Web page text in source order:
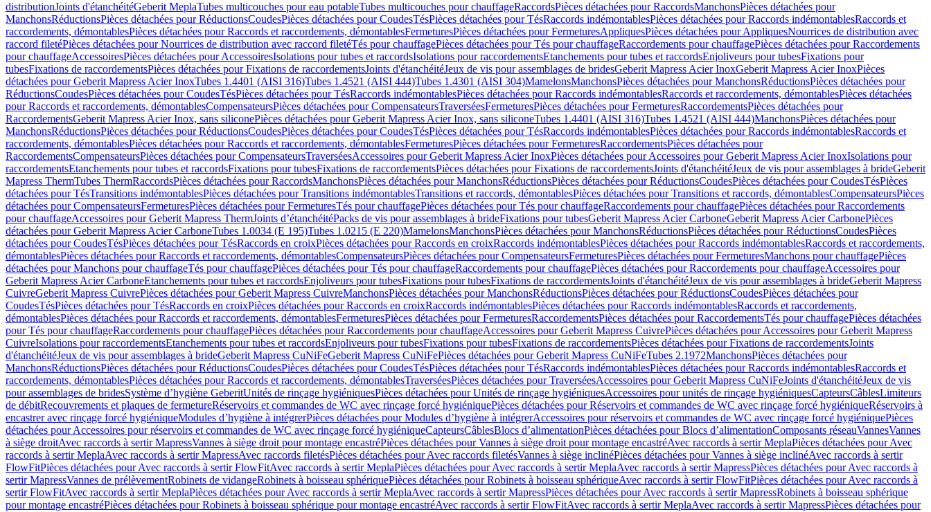
distributionJoints d'étanchéitéGeberit MeplaTubes multicouches pour eau potableTubes multicouches pour chauffageRaccordsPièces détachées pour RaccordsManchonsPièces détachées pour
ManchonsRéductionsPièces détachées pour RéductionsCoudesPièces détachées pour CoudesTésPièces détachées pour TésRaccords indémontablesPièces détachées pour Raccords indémontablesRaccords et
raccordements, démontablesPièces détachées pour Raccords et raccordements, démontablesFermeturesPièces détachées pour FermeturesAppliquesPièces détachées pour AppliquesNourrices de distribution avec
raccord filetéPièces détachées pour Nourrices de distribution avec raccord filetéTés pour chauffagePièces détachées pour Tés pour chauffageRaccordements pour chauffagePièces détachées pour Raccordements
pour chauffageAccessoiresPièces détachées pour AccessoiresIsolations pour tubes et raccordsIsolations pour raccordementsEtanchements pour tubes et raccordsEnjoliveurs pour tubesFixations pour
tubesFixations de raccordementsPièces détachées pour Fixations de raccordementsJoints d'étanchéitéJeux de vis pour assemblages de bridesGeberit Mapress Acier InoxGeberit Mapress Acier InoxPièces
détachées pour Geberit Mapress Acier InoxTubes 1.4401 (AISI 316)Tubes 1.4521 (AISI 444)Tubes 1.4301 (AISI 304)MamelonsManchonsPièces détachées pour ManchonsRéductionsPièces détachées pour
RéductionsCoudesPièces détachées pour CoudesTésPièces détachées pour TésRaccords indémontablesPièces détachées pour Raccords indémontablesRaccords et raccordements, démontablesPièces détachées
pour Raccords et raccordements, démontablesCompensateursPièces détachées pour CompensateursTraverséesFermeturesPièces détachées pour FermeturesRaccordementsPièces détachées pour
RaccordementsGeberit Mapress Acier Inox, sans siliconePièces détachées pour Geberit Mapress Acier Inox, sans siliconeTubes 1.4401 (AISI 316)Tubes 1.4521 (AISI 444)ManchonsPièces détachées pour
ManchonsRéductionsPièces détachées pour RéductionsCoudesPièces détachées pour CoudesTésPièces détachées pour TésRaccords indémontablesPièces détachées pour Raccords indémontablesRaccords et
raccordements, démontablesPièces détachées pour Raccords et raccordements, démontablesFermeturesPièces détachées pour FermeturesRaccordementsPièces détachées pour
RaccordementsCompensateursPièces détachées pour CompensateursTraverséesAccessoires pour Geberit Mapress Acier InoxPièces détachées pour Accessoires pour Geberit Mapress Acier InoxIsolations pour
raccordementsEtanchements pour tubes et raccordsFixations pour tubesFixations de raccordementsPièces détachées pour Fixations de raccordementsJoints d'étanchéitéJeux de vis pour assemblages à brideGeberit
Mapress ThermTubes ThermRaccordsPièces détachées pour RaccordsManchonsPièces détachées pour ManchonsRéductionsPièces détachées pour RéductionsCoudesPièces détachées pour CoudesTésPièces
détachées pour TésTransitions indémontablesPièces détachées pour Transitions indémontablesTransitions et raccords, démontablesPièces détachées pour Transitions et raccords, démontablesCompensateursPièces
détachées pour CompensateursFermeturesPièces détachées pour FermeturesTés pour chauffagePièces détachées pour Tés pour chauffageRaccordements pour chauffagePièces détachées pour Raccordements
pour chauffageAccessoires pour Geberit Mapress ThermJoints d’étanchéitéPacks de vis pour assemblages à brideFixations pour tubesGeberit Mapress Acier CarboneGeberit Mapress Acier CarbonePièces
détachées pour Geberit Mapress Acier CarboneTubes 1.0034 (E 195)Tubes 1.0215 (E 220)MamelonsManchonsPièces détachées pour ManchonsRéductionsPièces détachées pour RéductionsCoudesPièces
détachées pour CoudesTésPièces détachées pour TésRaccords en croixPièces détachées pour Raccords en croixRaccords indémontablesPièces détachées pour Raccords indémontablesRaccords et raccordements,
démontablesPièces détachées pour Raccords et raccordements, démontablesCompensateursPièces détachées pour CompensateursFermeturesPièces détachées pour FermeturesManchons pour chauffagePièces
détachées pour Manchons pour chauffageTés pour chauffagePièces détachées pour Tés pour chauffageRaccordements pour chauffagePièces détachées pour Raccordements pour chauffageAccessoires pour
Geberit Mapress Acier CarboneEtanchements pour tubes et raccordsEnjoliveurs pour tubesFixations pour tubesFixations de raccordementsJoints d'étanchéitéJeux de vis pour assemblages à brideGeberit Mapress
CuivreGeberit Mapress CuivrePièces détachées pour Geberit Mapress CuivreManchonsPièces détachées pour ManchonsRéductionsPièces détachées pour RéductionsCoudesPièces détachées pour
CoudesTésPièces détachées pour TésRaccords en croixPièces détachées pour Raccords en croixRaccords indémontablesPièces détachées pour Raccords indémontablesRaccords et raccordements,
démontablesPièces détachées pour Raccords et raccordements, démontablesFermeturesPièces détachées pour FermeturesRaccordementsPièces détachées pour RaccordementsTés pour chauffagePièces détachées
pour Tés pour chauffageRaccordements pour chauffagePièces détachées pour Raccordements pour chauffageAccessoires pour Geberit Mapress CuivrePièces détachées pour Accessoires pour Geberit Mapress
CuivreIsolations pour raccordementsEtanchements pour tubes et raccordsEnjoliveurs pour tubesFixations pour tubesFixations de raccordementsPièces détachées pour Fixations de raccordementsJoints
d'étanchéitéJeux de vis pour assemblages à brideGeberit Mapress CuNiFeGeberit Mapress CuNiFePièces détachées pour Geberit Mapress CuNiFeTubes 2.1972ManchonsPièces détachées pour
ManchonsRéductionsPièces détachées pour RéductionsCoudesPièces détachées pour CoudesTésPièces détachées pour TésRaccords indémontablesPièces détachées pour Raccords indémontablesRaccords et
raccordements, démontablesPièces détachées pour Raccords et raccordements, démontablesTraverséesPièces détachées pour TraverséesAccessoires pour Geberit Mapress CuNiFeJoints d'étanchéitéJeux de vis
pour assemblages de bridesSystème d’hygiène GeberitUnités de rinçage hygiéniquesPièces détachées pour Unités de rinçage hygiéniquesAccessoires pour unités de rinçage hygiéniquesCapteursCâblesLimiteurs
de débitRecouvrements et plaques de fermetureRéservoirs et commandes de WC avec rinçage forcé hygiéniquePièces détachées pour Réservoirs et commandes de WC avec rinçage forcé hygiéniqueRéservoirs à
encastrer avec rinçage forcé hygiéniqueModules d’hygiène à intégrerPièces détachées pour Modules d’hygiène à intégrerAccessoires pour réservoirs et commandes de WC avec rinçage forcé hygiéniquePièces
détachées pour Accessoires pour réservoirs et commandes de WC avec rinçage forcé hygiéniqueCapteursCâblesBlocs d’alimentationPièces détachées pour Blocs d’alimentationComposants réseauVannesVannes
à siège droitAvec raccords à sertir MapressVannes à siège droit pour montage encastréPièces détachées pour Vannes à siège droit pour montage encastréAvec raccords à sertir MeplaPièces détachées pour Avec
raccords à sertir MeplaAvec raccords à sertir MapressAvec raccords filetésPièces détachées pour Avec raccords filetésVannes à siège inclinéPièces détachées pour Vannes à siège inclinéAvec raccords à sertir
FlowFitPièces détachées pour Avec raccords à sertir FlowFitAvec raccords à sertir MeplaPièces détachées pour Avec raccords à sertir MeplaAvec raccords à sertir MapressPièces détachées pour Avec raccords à
sertir MapressVannes de prélèvementRobinets de vidangeRobinets à boisseau sphériquePièces détachées pour Robinets à boisseau sphériqueAvec raccords à sertir FlowFitPièces détachées pour Avec raccords à
sertir FlowFitAvec raccords à sertir MeplaPièces détachées pour Avec raccords à sertir MeplaAvec raccords à sertir MapressPièces détachées pour Avec raccords à sertir MapressRobinets à boisseau sphérique
pour montage encastréPièces détachées pour Robinets à boisseau sphérique pour montage encastréAvec raccords à sertir FlowFitAvec raccords à sertir MeplaAvec raccords à sertir MapressPièces détachées pour